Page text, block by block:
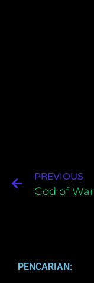
PREVIOUS
PENCARIAN: